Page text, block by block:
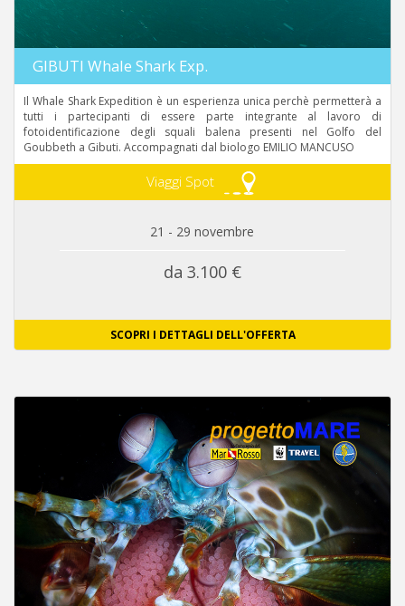
GIBUTI Whale Shark Exp.
Il Whale Shark Expedition è un esperienza unica perchè permetterà a
tutti i partecipanti di essere parte integrante al lavoro di
fotoidentificazione degli squali balena presenti nel Golfo del
Goubbeth a Gibuti. Accompagnati dal biologo EMILIO MANCUSO
Viaggi Spot
21 - 29 novembre
da 3.100 €
SCOPRI I DETTAGLI DELL'OFFERTA